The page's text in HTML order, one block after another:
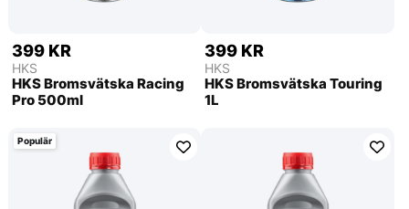
399 KR
HKS
HKS Bromsvätska Racing
Pro 500ml
399 KR
HKS
HKS Bromsvätska Touring
1L
Populär